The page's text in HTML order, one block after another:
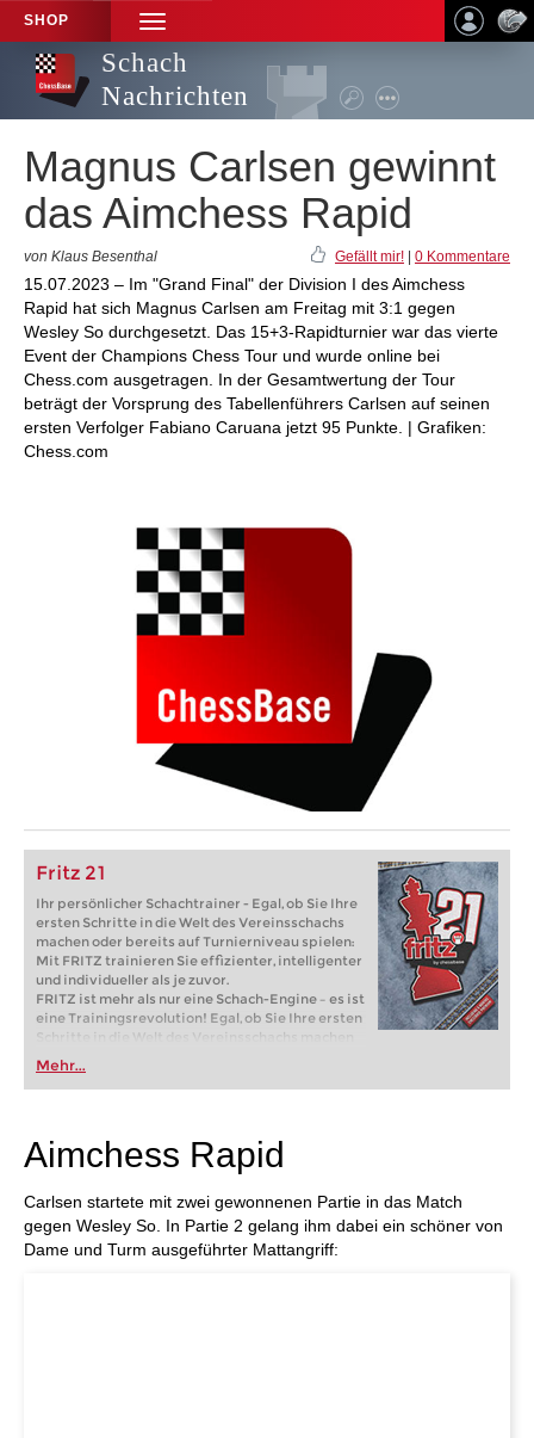
SHOP
TOGGLE
NAVIGATION
Schach
Nachrichten
Magnus Carlsen gewinnt
das Aimchess Rapid
von Klaus Besenthal Gefällt mir! 0 Kommentare
15.07.2023 – Im "Grand Final" der Division I des Aimchess
Rapid hat sich Magnus Carlsen am Freitag mit 3:1 gegen
Wesley So durchgesetzt. Das 15+3-Rapidturnier war das vierte
Event der Champions Chess Tour und wurde online bei
Chess.com ausgetragen. In der Gesamtwertung der Tour
beträgt der Vorsprung des Tabellenführers Carlsen auf seinen
ersten Verfolger Fabiano Caruana jetzt 95 Punkte. | Grafiken:
Chess.com
Fritz 21
Ihr persönlicher Schachtrainer - Egal, ob Sie Ihre
ersten Schritte in die Welt des Vereinsschachs
machen oder bereits auf Turnierniveau spielen:
Mit FRITZ trainieren Sie effizienter, intelligenter
und individueller als je zuvor.
FRITZ ist mehr als nur eine Schach-Engine – es ist
eine Trainingsrevolution! Egal, ob Sie Ihre ersten
Schritte in die Welt des Vereinsschachs machen
oder bereits auf Turnierniveau spielen: Mit
FRITZ trainieren Sie effizienter, intelligenter und
individueller als je zuvor.
Mehr...
Aimchess Rapid
Carlsen startete mit zwei gewonnenen Partie in das Match
gegen Wesley So. In Partie 2 gelang ihm dabei ein schöner von
Dame und Turm ausgeführter Mattangriff: